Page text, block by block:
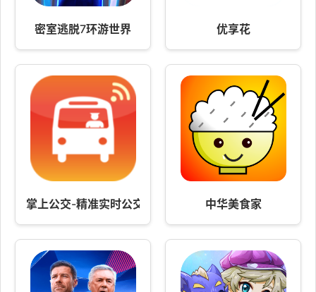
密室逃脱7环游世界 优享花
掌上公交-精准实时公交查询 中华美食家